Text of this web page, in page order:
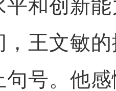
平和创新
文敏的
号。他